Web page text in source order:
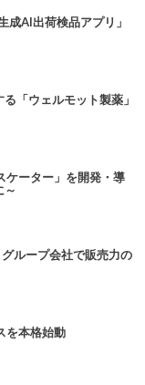
成AI出荷検品アプリ」
「ウェルモット製薬」
ケーター」を開発・導
～
ループ会社で販売力の
を本格始動